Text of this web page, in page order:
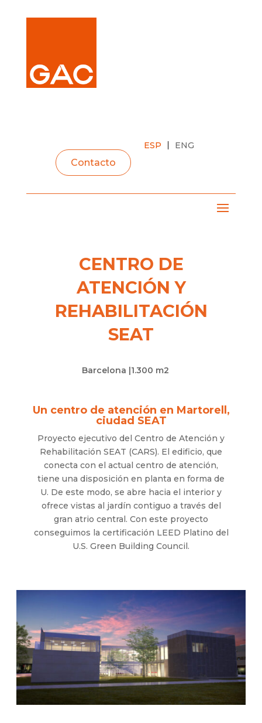
ESP ENG
Contacto
CENTRO DE
ATENCIÓN Y
REHABILITACIÓN
SEAT
Barcelona |1.300 m2
Un centro de atención en Martorell,
ciudad SEAT
Proyecto ejecutivo del Centro de Atención y
Rehabilitación SEAT (CARS). El edificio, que
conecta con el actual centro de atención,
tiene una disposición en planta en forma de
U. De este modo, se abre hacia el interior y
ofrece vistas al jardín contiguo a través del
gran atrio central. Con este proyecto
conseguimos la certificación LEED Platino del
U.S. Green Building Council.